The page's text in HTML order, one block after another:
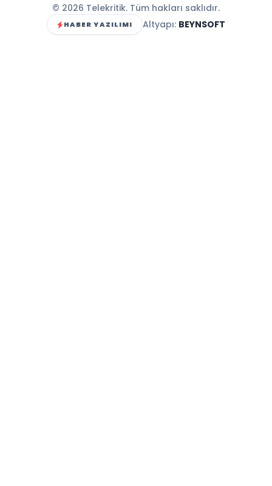
© 2026 Telekritik. Tüm hakları saklıdır.
HABER YAZILIMI Altyapı: BEYNSOFT